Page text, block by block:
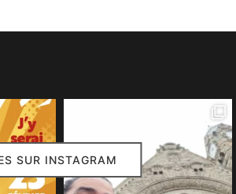
SUR INSTAGRAM